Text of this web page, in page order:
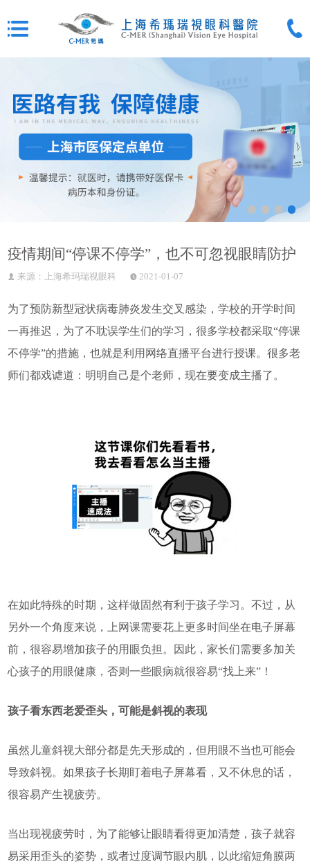
疫情期间“停课不停学”，也不可忽视眼睛防护
来源：上海希玛瑞视眼科 2021-01-07
为了预防新型冠状病毒肺炎发生交叉感染，学校的开学时间
一再推迟，为了不耽误学生们的学习，很多学校都采取“停课
不停学”的措施，也就是利用网络直播平台进行授课。很多老
师们都戏谑道：明明自己是个老师，现在要变成主播了。
在如此特殊的时期，这样做固然有利于孩子学习。不过，从
另外一个角度来说，上网课需要花上更多时间坐在电子屏幕
前，很容易增加孩子的用眼负担。因此，家长们需要多加关
心孩子的用眼健康，否则一些眼病就很容易“找上来”！
孩子看东西老爱歪头，可能是斜视的表现
虽然儿童斜视大部分都是先天形成的，但用眼不当也可能会
导致斜视。如果孩子长期盯着电子屏幕看，又不休息的话，
很容易产生视疲劳。
当出现视疲劳时，为了能够让眼睛看得更加清楚，孩子就容
易采用歪头的姿势，或者过度调节眼内肌，以此缩短角膜两